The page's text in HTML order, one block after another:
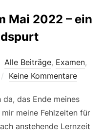
Mai 2022 – ein
Alle Beiträge, Examen,
Keine Kommentare
das Ende meines
meine Fehlzeiten für
anstehende Lernzeit